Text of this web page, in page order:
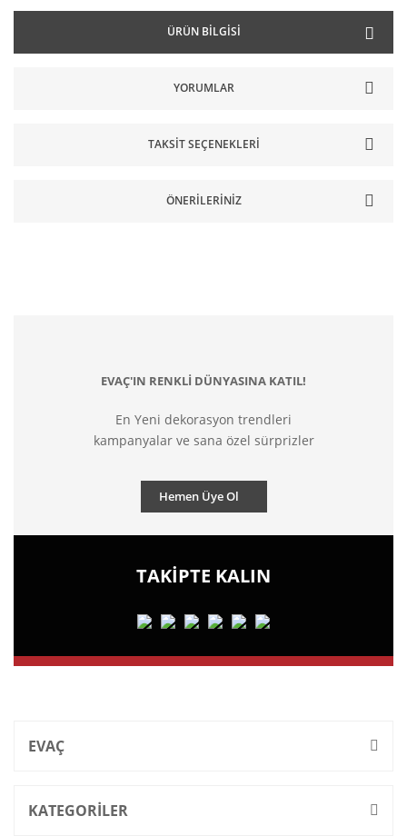
ÜRÜN BILGISI
YORUMLAR
TAKSIT SEÇENEKLERI
ÖNERILERINIZ
EVAÇ'IN RENKLİ DÜNYASINA KATIL!
En Yeni dekorasyon trendleri
kampanyalar ve sana özel sürprizler
Hemen Üye Ol
TAKİPTE KALIN
EVAÇ
KATEGORİLER